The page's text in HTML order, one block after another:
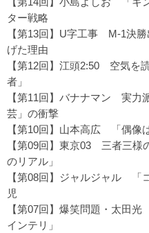
ター戦略
【第13回】U字工事 M-1決
げた理由
【第12回】江頭2:50 空気を
者」
【第11回】バナナマン 実力
芸」の衝撃
【第10回】山本高広
「偶
【第09回】東京03 三者三様
のリアル」
【第08回】ジャルジャル
児
【第07回】爆笑問題・太田光
インテリ」